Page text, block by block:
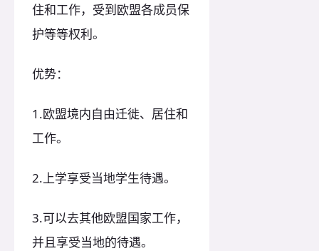
住和工作，受到欧盟各成员保
护等等权利。
优势：
1.欧盟境内自由迁徙、居住和
工作。
2.上学享受当地学生待遇。
3.可以去其他欧盟国家工作，
并且享受当地的待遇。